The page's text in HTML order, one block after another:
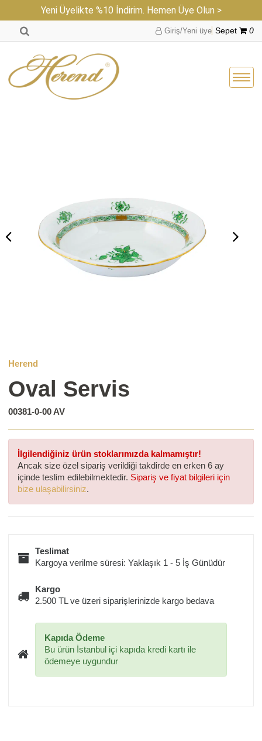
Yeni Üyelikte %10 İndirim. Hemen Üye Olun >
Giriş/Yeni üye Sepet 0
Herend
Oval Servis
00381-0-00 AV
İlgilendiğiniz ürün stoklarımızda kalmamıştır!
Ancak size özel sipariş verildiği takdirde en erken 6 ay
içinde teslim edilebilmektedir. Sipariş ve fiyat bilgileri için
bize ulaşabilirsiniz.
Teslimat
Kargoya verilme süresi: Yaklaşık 1 - 5 İş Günüdür
Kargo
2.500 TL ve üzeri siparişlerinizde kargo bedava
Kapıda Ödeme
Bu ürün İstanbul içi kapıda kredi kartı ile
ödemeye uygundur